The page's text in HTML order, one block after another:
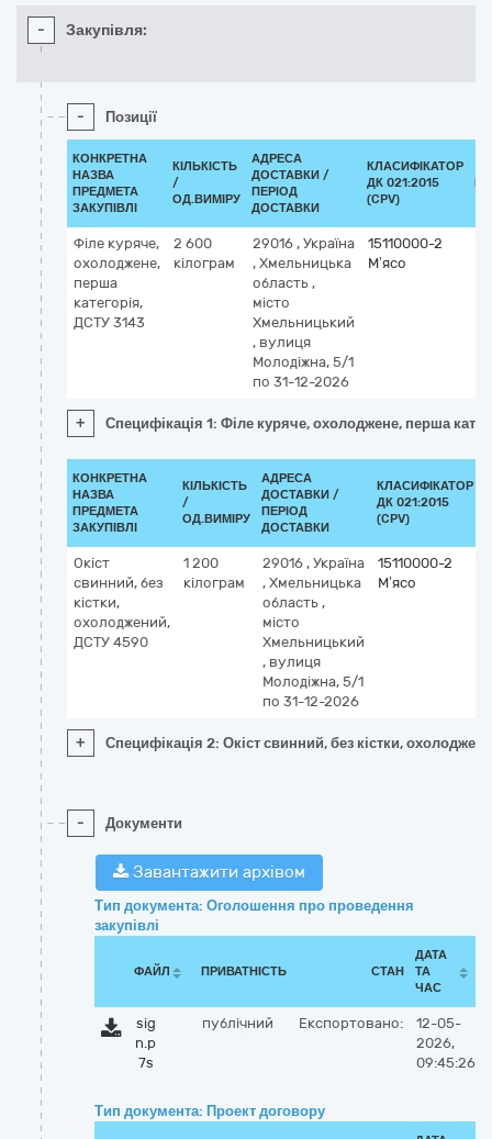
- Закупівля:
- Позиції
КОНКРЕТНА
НАЗВА
ПРЕДМЕТА
ЗАКУПІВЛІ
КІЛЬКІСТЬ
/
ОД.ВИМІРУ
АДРЕСА
ДОСТАВКИ /
ПЕРІОД
ДОСТАВКИ
КЛАСИФІКАТОР
ДК 021:2015
(CPV)
Філе куряче,
охолоджене,
перша
категорія,
ДСТУ 3143
2 600
кілограм
29016 , Україна
, Хмельницька
область ,
місто
Хмельницький
, вулиця
Молодіжна, 5/1
по 31-12-2026
15110000-2
М’ясо
+ Специфікація 1: Філе куряче, охолоджене, перша
КОНКРЕТНА
НАЗВА
ПРЕДМЕТА
ЗАКУПІВЛІ
КІЛЬКІСТЬ
/
ОД.ВИМІРУ
АДРЕСА
ДОСТАВКИ /
ПЕРІОД
ДОСТАВКИ
КЛАСИФІКАТОР
ДК 021:2015
(CPV)
Окіст
свинний, без
кістки,
охолоджений,
ДСТУ 4590
1 200
кілограм
29016 , Україна
, Хмельницька
область ,
місто
Хмельницький
, вулиця
Молодіжна, 5/1
по 31-12-2026
15110000-2
М’ясо
+ Специфікація 2: Окіст свинний, без кістки,
- Документи
Завантажити архівом
Тип документа: Оголошення про проведення
закупівлі
ФАЙЛ ПРИВАТНІСТЬ СТАН
ДАТА
ТА
ЧАС
sig
n.p
7s
публічний Експортовано:
12-05-
2026,
09:45:26
Тип документа: Проект договору